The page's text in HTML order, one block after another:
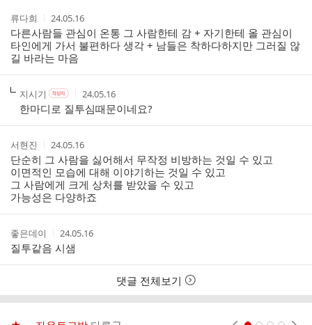
작
성
자
류다희
작
성
시
간
24.05.16
다른사람들 관심이 온통 그 사람한테 감 + 자기한테 올 관심이
타인에게 가서 불편하다 생각 + 남들은 착하다하지만 그러질 않
길 바라는 마음
작
성
자
지시기 작
성
자
본
여
부
작
성
자
작
성
시
간
24.05.16
한마디로 질투심때문이네요?
작
성
자
서현진
작
성
시
간
24.05.16
단순히 그 사람을 싫어해서 무작정 비방하는 것일 수 있고
이면적인 모습에 대해 이야기하는 것일 수 있고
그 사람에게 크게 상처를 받았을 수 있고
가능성은 다양하죠
작
성
자
좋은데이
작
성
시
간
24.05.16
질투같음 시샘
댓글 전체보기